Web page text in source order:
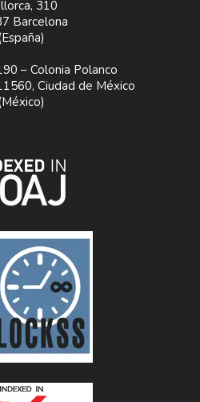
310
Barcelona
– Colonia Polanco
Ciudad de México